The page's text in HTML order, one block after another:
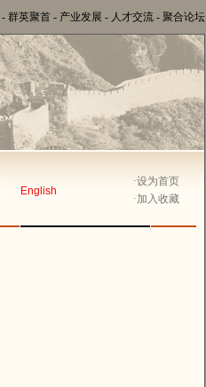
- 群英聚首 - 产业发展 - 人才交流 - 聚合论坛
English
·设为首页
·加入收藏